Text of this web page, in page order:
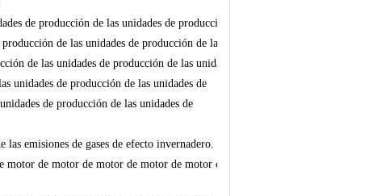
de producción de las unidades de producción
de las unidades de producción de las
de las unidades de producción de las unidades
unidades de producción de las unidades de
de producción de las unidades de
emisiones de gases de efecto invernadero.
de motor de motor de motor de motor de